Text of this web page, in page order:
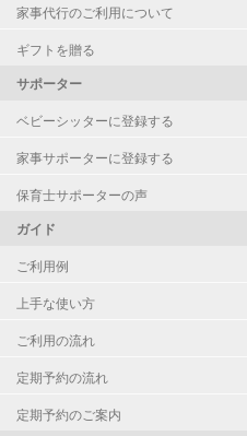
家事代行のご利用について
ギフトを贈る
サポーター
ベビーシッターに登録する
家事サポーターに登録する
保育士サポーターの声
ガイド
ご利用例
上手な使い方
ご利用の流れ
定期予約の流れ
定期予約のご案内